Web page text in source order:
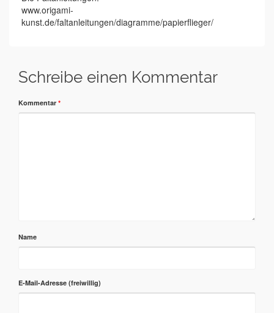
www.origami-
kunst.de/faltanleitungen/diagramme/papierflieger/
Schreibe einen Kommentar
Kommentar *
Name
E-Mail-Adresse